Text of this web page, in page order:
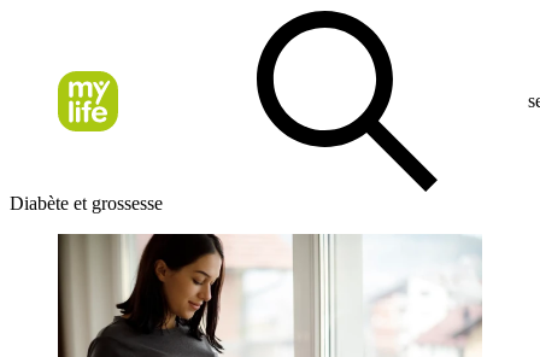
Diabète et grossesse